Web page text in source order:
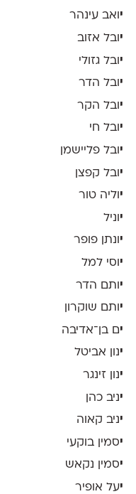
יואב עינהר
י ובל אזוב
י ובל גזולי
יובל הדר
י ובל הקר
יובל חי
י ובל פליישמן
יובל קפצן
י וליה טור
י וניל
יונתן פופר
י וסי למל
יותם הדר
י ותם שוקרון
ים בן־אדיבה
ינון אביטל
ינון זינגר
יניב כהן
יניב קאוה
יסמין בוקעי
יסמין נקאש
יעל אופיר